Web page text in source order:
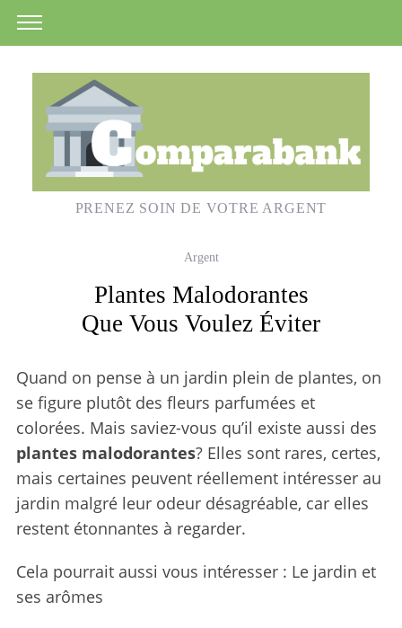
PRENEZ SOIN DE VOTRE ARGENT
Argent
Plantes Malodorantes
Que Vous Voulez Éviter
Quand on pense à un jardin plein de plantes, on
se figure plutôt des fleurs parfumées et
colorées. Mais saviez-vous qu’il existe aussi des
plantes malodorantes? Elles sont rares, certes,
mais certaines peuvent réellement intéresser au
jardin malgré leur odeur désagréable, car elles
restent étonnantes à regarder.
Cela pourrait aussi vous intéresser : Le jardin et
ses arômes